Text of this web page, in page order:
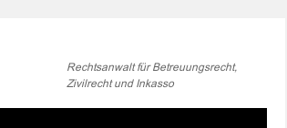
Rechtsanwalt für Betreuungsrecht,
Zivilrecht und Inkasso